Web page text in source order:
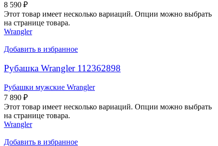
8 590 ₽
Этот товар имеет несколько вариаций. Опции можно выбрать
на странице товара.
Wrangler
Добавить в избранное
Рубашка Wrangler 112362898
Рубашки мужские Wrangler
7 890 ₽
Этот товар имеет несколько вариаций. Опции можно выбрать
на странице товара.
Wrangler
Добавить в избранное